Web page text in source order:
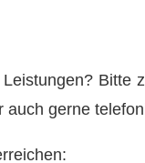
Bitte
gerne